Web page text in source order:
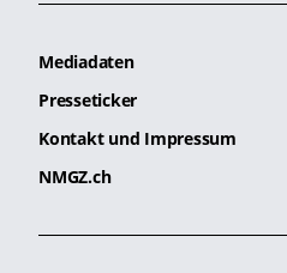
Mediadaten
Presseticker
Kontakt und Impressum
NMGZ.ch